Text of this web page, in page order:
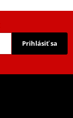
Prihlásiť sa